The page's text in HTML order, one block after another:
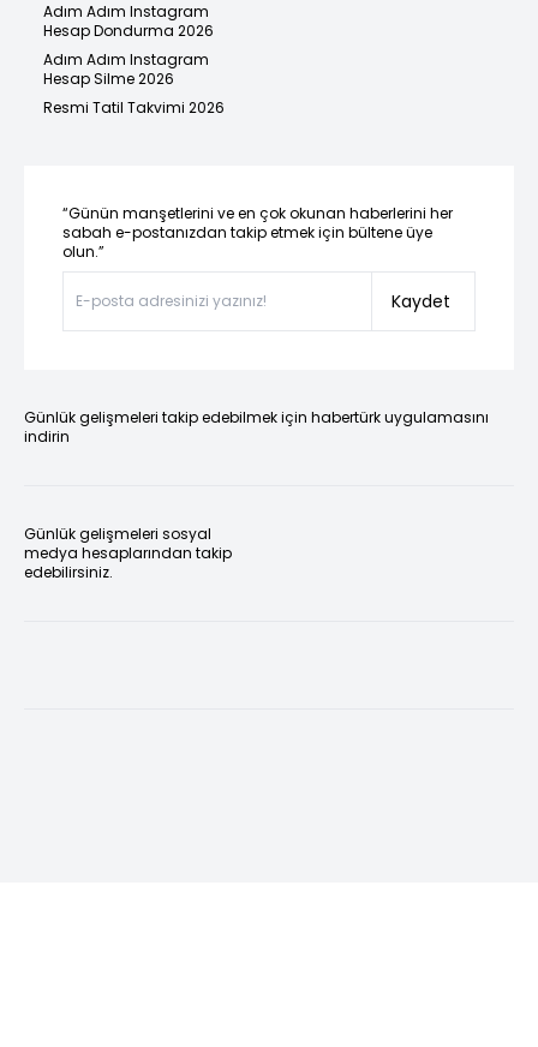
Adım Adım Instagram
Hesap Dondurma 2026
Adım Adım Instagram
Hesap Silme 2026
Resmi Tatil Takvimi 2026
“Günün manşetlerini ve en çok okunan haberlerini her
sabah e-postanızdan takip etmek için bültene üye
olun.”
Kaydet
Günlük gelişmeleri takip edebilmek için habertürk uygulamasını
indirin
Günlük gelişmeleri sosyal
medya hesaplarından takip
edebilirsiniz.